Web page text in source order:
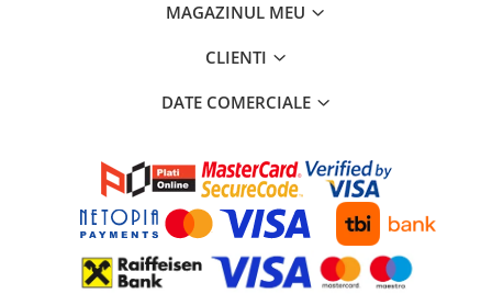
MAGAZINUL MEU
CLIENTI
DATE COMERCIALE